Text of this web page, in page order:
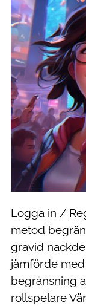
Logga in /
metod
gravid
jämförde
begränsning
rollspelare